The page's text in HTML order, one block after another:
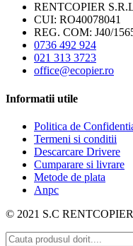
RENTCOPIER
CUI: RO40078041
REG. COM: J40/
0736 492 924
021 313 3723
office@ecopier.ro
Informatii utile
Politica de
Termeni si conditii
Descarcare Drivere
Cumparare si livrare
Metode de plata
Anpc
© 2021 S.C RENTCOPIER